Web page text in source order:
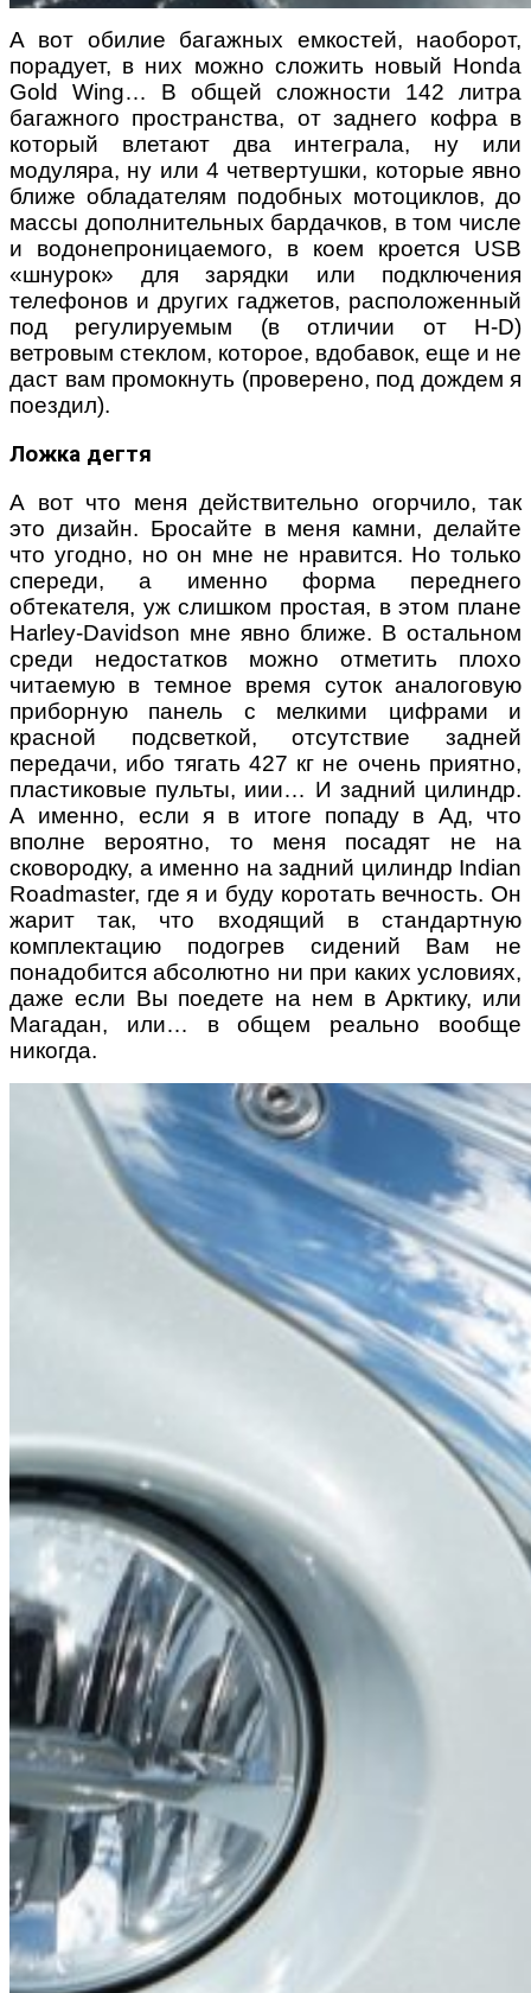
А вот обилие багажных емкостей, наоборот,
порадует, в них можно сложить новый Honda
Gold Wing… В общей сложности 142 литра
багажного пространства, от заднего кофра в
который влетают два интеграла, ну или
модуляра, ну или 4 четвертушки, которые явно
ближе обладателям подобных мотоциклов, до
массы дополнительных бардачков, в том числе
и водонепроницаемого, в коем кроется USB
«шнурок» для зарядки или подключения
телефонов и других гаджетов, расположенный
под регулируемым (в отличии от H-D)
ветровым стеклом, которое, вдобавок, еще и не
даст вам промокнуть (проверено, под дождем я
поездил).
Ложка дегтя
А вот что меня действительно огорчило, так
это дизайн. Бросайте в меня камни, делайте
что угодно, но он мне не нравится. Но только
спереди, а именно форма переднего
обтекателя, уж слишком простая, в этом плане
Harley-Davidson мне явно ближе. В остальном
среди недостатков можно отметить плохо
читаемую в темное время суток аналоговую
приборную панель с мелкими цифрами и
красной подсветкой, отсутствие задней
передачи, ибо тягать 427 кг не очень приятно,
пластиковые пульты, иии… И задний цилиндр.
А именно, если я в итоге попаду в Ад, что
вполне вероятно, то меня посадят не на
сковородку, а именно на задний цилиндр Indian
Roadmaster, где я и буду коротать вечность. Он
жарит так, что входящий в стандартную
комплектацию подогрев сидений Вам не
понадобится абсолютно ни при каких условиях,
даже если Вы поедете на нем в Арктику, или
Магадан, или… в общем реально вообще
никогда.